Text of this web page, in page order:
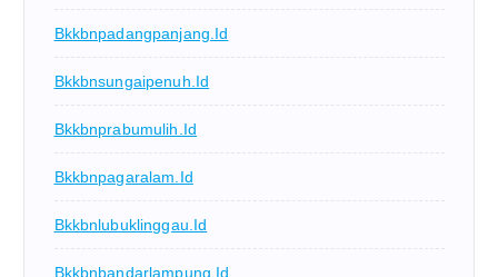
Bkkbnpadangpanjang.id
Bkkbnsungaipenuh.id
Bkkbnprabumulih.id
Bkkbnpagaralam.id
Bkkbnlubuklinggau.id
Bkkbnbandarlampung.id